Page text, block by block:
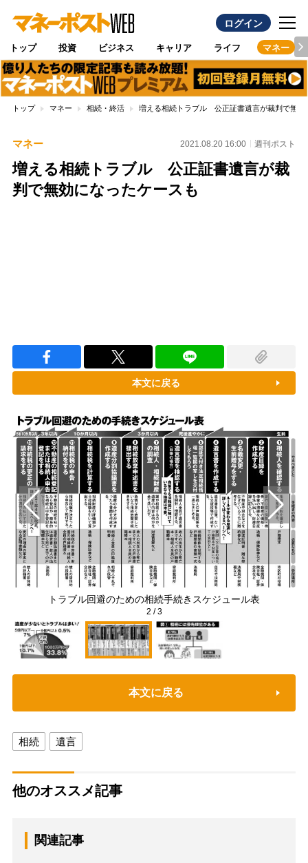
ログイン
トップ 投資 ビジネス キャリア ライフ マネー
トップ マネー 相続・終活 増える相続トラブル 公正証書遺言が裁判で無効
マネー 2021.08.20 16:00 週刊ポスト
増える相続トラブル 公正証書遺言が裁
判で無効になったケースも
本文に戻る
トラブル回避のための相続手続きスケジュール表
2 /3
本文に戻る
相続 遺言
他のオススメ記事
関連記事